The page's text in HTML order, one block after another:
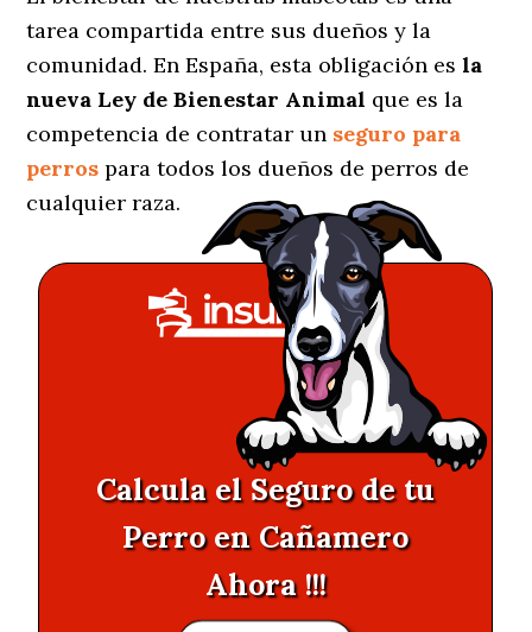
tarea compartida entre sus dueños y la
comunidad. En España, esta obligación esla
nueva Ley de Bienestar Animal que es la
competencia de contratar un seguro para
perros para todos los dueños de perros de
cualquier raza.
Calcula el Seguro de tu
Perro en Cañamero
Ahora !!!